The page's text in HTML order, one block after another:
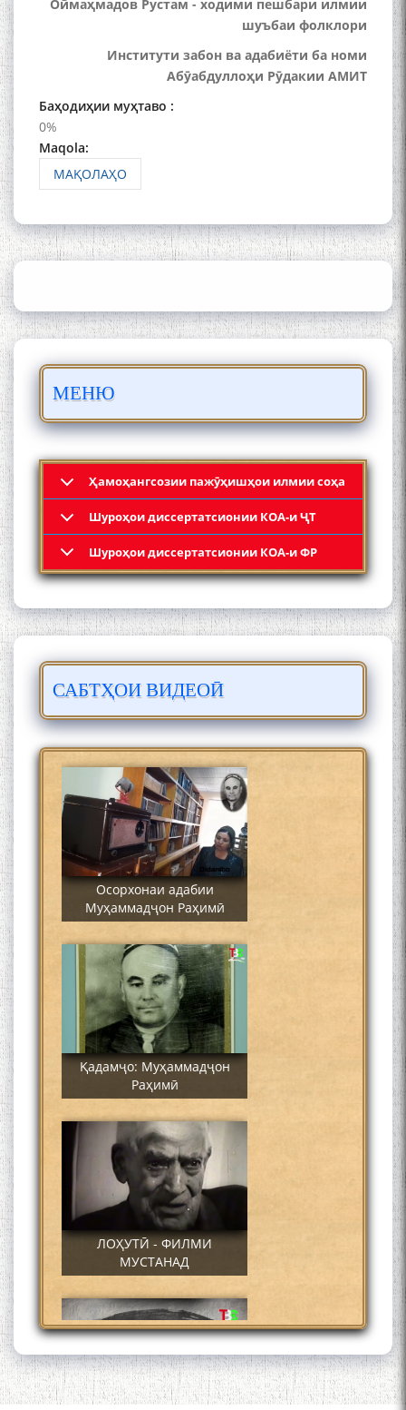
Оймаҳмадов Рустам - ходими пешбари илмии
шуъбаи фолклори
Институти забон ва адабиёти ба номи
Абӯабдуллоҳи Рӯдакии АМИТ
Баҳодиҳии муҳтаво :
0%
Maqola:
МАҚОЛАҲО
МЕНЮ
Ҳамоҳангсозии пажӯҳишҳои илмии соҳа
Шyроҳои диссертатсионии КОА-и ҶТ
Шyроҳои диссертатсионии КОА-и ФР
САБТҲОИ ВИДЕОӢ
Сайри Дарвоз бо Мӯъмин
ШАРҲИ МУЛОҚОТ БО АҲЛИ
АКАДЕМИЯИ МИЛЛИИ
ИЛМҲОИ ТОҶИКИСТОН
БО 4 000 000 СОМОНӢ
МӮЪМИН ҚАНОАТ СОХТА
Кадамчо Худои Шарифзода
Сайре дар Осорхона
Муҳаммадҷон Раҳимӣ
Осорхонаи адабии
Муҳаммадҷон Раҳимӣ
Қадамҷо: Муҳаммадҷон
Раҳимӣ
ЛОҲУТӢ - ФИЛМИ
МУСТАНАД